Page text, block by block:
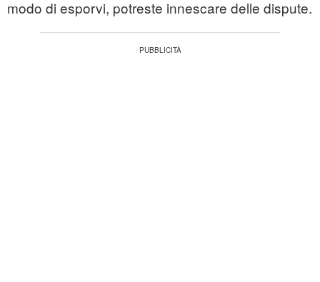
modo di esporvi, potreste innescare delle dispute.